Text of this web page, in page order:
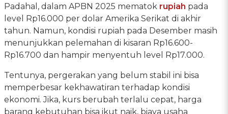
Padahal, dalam APBN 2025 mematok rupiah pada
level Rp16.000 per dolar Amerika Serikat di akhir
tahun. Namun, kondisi rupiah pada Desember masih
menunjukkan pelemahan di kisaran Rp16.600-
Rp16.700 dan hampir menyentuh level Rp17.000.
Tentunya, pergerakan yang belum stabil ini bisa
memperbesar kekhawatiran terhadap kondisi
ekonomi. Jika, kurs berubah terlalu cepat, harga
barang kebutuhan bisa ikut naik, biaya usaha